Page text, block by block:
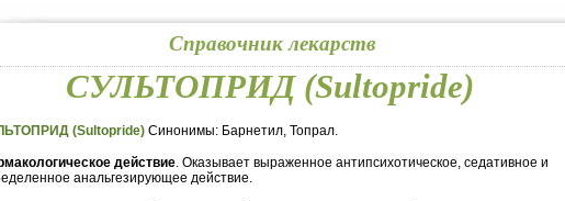
Справочник лекарств
СУЛЬТОПРИД (Sultopride)
(Sultopride) Синонимы: Барнетил, Топрал.
действие. Оказывает выраженное антипсихотическое, седативное и
анальгезирующее действие.